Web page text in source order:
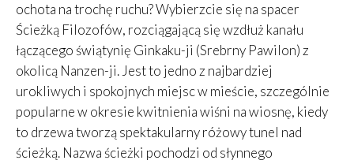
ochota na trochę ruchu? Wybierzcie się na spacer
Ścieżką Filozofów, rozciągającą się wzdłuż kanału
łączącego świątynię Ginkaku-ji (Srebrny Pawilon) z
okolicą Nanzen-ji. Jest to jedno z najbardziej
urokliwych i spokojnych miejsc w mieście, szczególnie
popularne w okresie kwitnienia wiśni na wiosnę, kiedy
to drzewa tworzą spektakularny różowy tunel nad
ścieżką. Nazwa ścieżki pochodzi od słynnego